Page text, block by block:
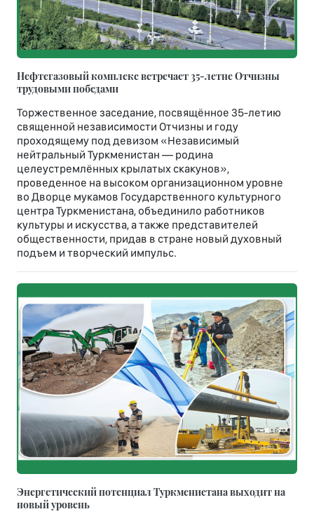
Нефтегазовый комплекс встречает 35-летне Отчизны
трудовыми победами
Торжественное заседание, посвящённое 35-летию
священной независимости Отчизны и году
проходящему под девизом «Независимый
нейтральный Туркменистан — родина
целеустремлённых крылатых скакунов»,
проведенное на высоком организационном уровне
во Дворце мукамов Государственного культурного
центра Туркменистана, объединило работников
культуры и искусства, а также представителей
общественности, придав в стране новый духовный
подъем и творческий импульс.
Энергетический потенциал Туркменистана выходит на
новый уровень